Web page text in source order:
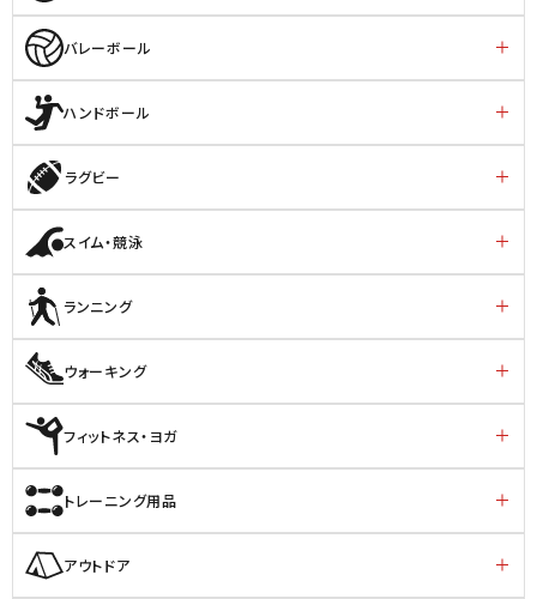
バレーボール
ハンドボール
ラグビー
スイム・競泳
ランニング
ウォーキング
フィットネス・ヨガ
トレーニング用品
アウトドア